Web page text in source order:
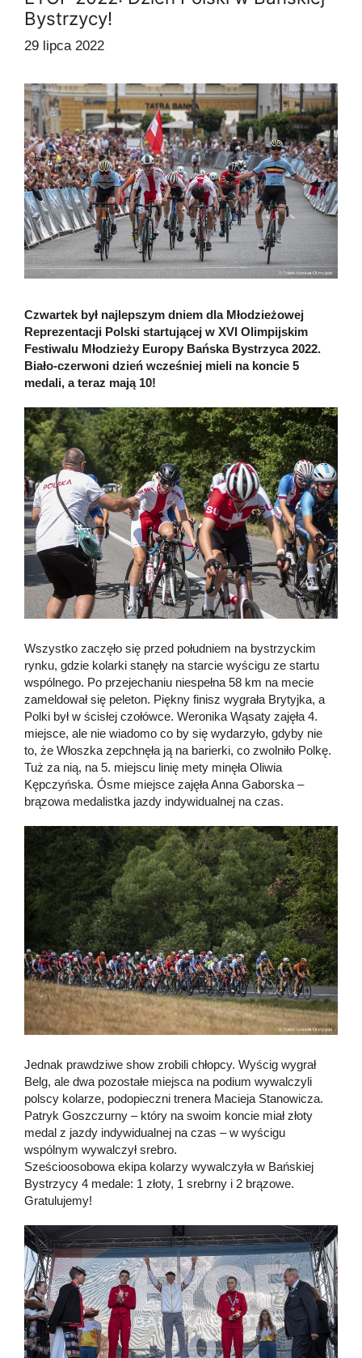
Bystrzycy!
29 lipca 2022
Czwartek był najlepszym dniem dla Młodzieżowej
Reprezentacji Polski startującej w XVI Olimpijskim
Festiwalu Młodzieży Europy Bańska Bystrzyca 2022.
Biało-czerwoni dzień wcześniej mieli na koncie 5
medali, a teraz mają 10!
Wszystko zaczęło się przed południem na bystrzyckim
rynku, gdzie kolarki stanęły na starcie wyścigu ze startu
wspólnego. Po przejechaniu niespełna 58 km na mecie
zameldował się peleton. Piękny finisz wygrała Brytyjka, a
Polki był w ścisłej czołówce. Weronika Wąsaty zajęła 4.
miejsce, ale nie wiadomo co by się wydarzyło, gdyby nie
to, że Włoszka zepchnęła ją na barierki, co zwolniło Polkę.
Tuż za nią, na 5. miejscu linię mety minęła Oliwia
Kępczyńska. Ósme miejsce zajęła Anna Gaborska –
brązowa medalistka jazdy indywidualnej na czas.
Jednak prawdziwe show zrobili chłopcy. Wyścig wygrał
Belg, ale dwa pozostałe miejsca na podium wywalczyli
polscy kolarze, podopieczni trenera Macieja Stanowicza.
Patryk Goszczurny – który na swoim koncie miał złoty
medal z jazdy indywidualnej na czas – w wyścigu
wspólnym wywalczył srebro.
Sześcioosobowa ekipa kolarzy wywalczyła w Bańskiej
Bystrzycy 4 medale: 1 złoty, 1 srebrny i 2 brązowe.
Gratulujemy!